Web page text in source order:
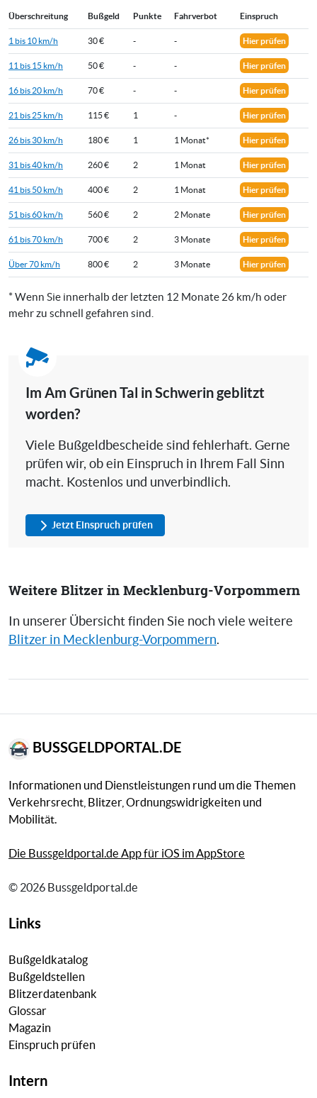
Überschreitung Bußgeld Punkte Fahrverbot Einspruch
1 bis 10 km/h 30 € - - Hier prüfen
11 bis 15 km/h 50 € - - Hier prüfen
16 bis 20 km/h 70 € - - Hier prüfen
21 bis 25 km/h 115 € 1 - Hier prüfen
26 bis 30 km/h 180 € 1 1 Monat* Hier prüfen
31 bis 40 km/h 260 € 2 1 Monat Hier prüfen
41 bis 50 km/h 400 € 2 1 Monat Hier prüfen
51 bis 60 km/h 560 € 2 2 Monate Hier prüfen
61 bis 70 km/h 700 € 2 3 Monate Hier prüfen
Über 70 km/h 800 € 2 3 Monate Hier prüfen
* Wenn Sie innerhalb der letzten 12 Monate 26 km/h oder
mehr zu schnell gefahren sind.
Im Am Grünen Tal in Schwerin geblitzt
worden?
Viele Bußgeldbescheide sind fehlerhaft. Gerne
prüfen wir, ob ein Einspruch in Ihrem Fall Sinn
macht. Kostenlos und unverbindlich.
Jetzt Einspruch prüfen
Weitere Blitzer in Mecklenburg-Vorpommern
In unserer Übersicht finden Sie noch viele weitere
Blitzer in Mecklenburg-Vorpommern.
BUSSGELDPORTAL.DE
Informationen und Dienstleistungen rund um die Themen
Verkehrsrecht, Blitzer, Ordnungswidrigkeiten und
Mobilität.
Die Bussgeldportal.de App für iOS im AppStore
© 2026 Bussgeldportal.de
Links
Bußgeldkatalog
Bußgeldstellen
Blitzerdatenbank
Glossar
Magazin
Einspruch prüfen
Intern